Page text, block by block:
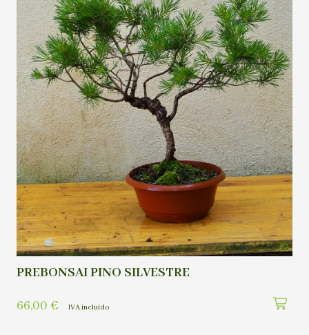
PREBONSAI PINO SILVESTRE
66,00 € IVA incluído